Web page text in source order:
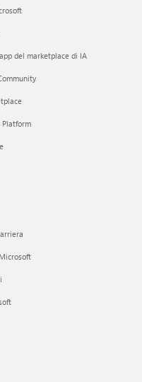
del marketplace di IA
Platform